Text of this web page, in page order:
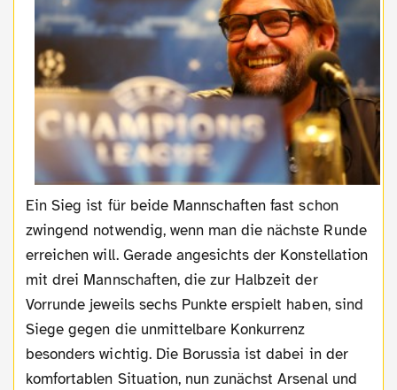
Ein Sieg ist für beide Mannschaften fast schon
zwingend notwendig, wenn man die nächste Runde
erreichen will. Gerade angesichts der Konstellation
mit drei Mannschaften, die zur Halbzeit der
Vorrunde jeweils sechs Punkte erspielt haben, sind
Siege gegen die unmittelbare Konkurrenz
besonders wichtig. Die Borussia ist dabei in der
komfortablen Situation, nun zunächst Arsenal und